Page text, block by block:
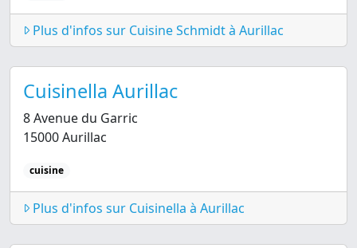
Plus d'infos sur Cuisine Schmidt à Aurillac
Cuisinella Aurillac
8 Avenue du Garric
15000 Aurillac
cuisine
Plus d'infos sur Cuisinella à Aurillac